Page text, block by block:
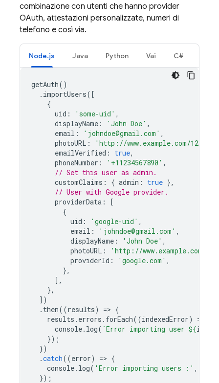
combinazione con utenti che hanno provider
OAuth, attestazioni personalizzate, numeri di
telefono e così via.
Node.js Java Python Vai C#
getAuth()
. importUsers([
{
uid : 'some-uid' ,
displayName : 'John Doe' ,
email : 'johndoe@gmail.com' ,
photoURL :
'http://www.example.com/
emailVerified : true,
phoneNumber : '+11234567890' ,
// Set this user as admin.
customClaims : { admin : true },
// User with Google provider.
providerData :
[
{
uid : 'google-uid' ,
email : 'johndoe@gmail.com' ,
displayName : 'John Doe' ,
photoURL :
'http://www.example.com/
providerId : 'google.com' ,
},
],
},
])
. then((results) => {
results . errors . forEach((indexedError) =
console. log( `Error importing user ${
});
})
.catch((error) => {
console. log( 'Error importing users :' ,
});